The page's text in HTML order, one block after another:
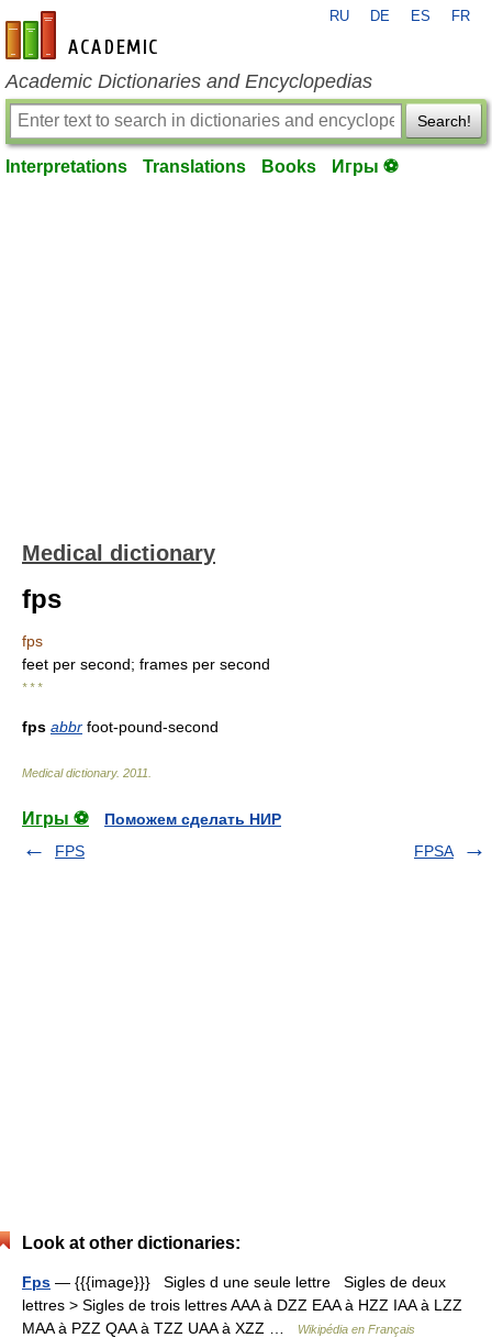
en-academic.com
RU DE ES FR
Academic Dictionaries and Encyclopedias
Search!
Interpretations Translations Books Игры ⚽
Medical dictionary
fps
fps
feet per second; frames per second
* * *
fps abbr foot-pound-second
Medical dictionary. 2011
Игры ⚽
Поможем сделать НИР
FPS
FPSA
Look at other dictionaries:
Fps — {{{image}}} Sigles d une seule lettre Sigles de deux
lettres > Sigles de trois lettres AAA à DZZ EAA à HZZ IAA à LZZ
MAA à PZZ QAA à TZZ UAA à XZZ …
Wikipédia en Français